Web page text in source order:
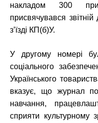
накладом 300
присвячувався
з’їзді КП(б)У.
У другому номері
соціального
Українського
вказує, що журнал
навчання,
сприяти культурному